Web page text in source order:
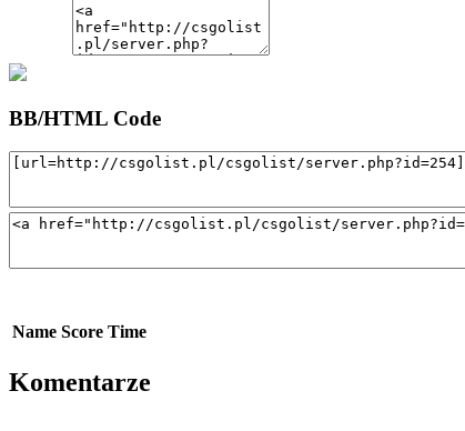
BB/HTML Code
Name Score Time
Komentarze